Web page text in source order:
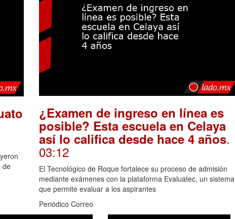
de
¿Examen de ingreso en línea es
posible? Esta escuela en Celaya
así lo califica desde hace 4 años.
03:12
El Tecnológico de Roque fortalece su proceso de admisión
mediante exámenes con la plataforma Evaluatec, un sistema
que permite evaluar a los aspirantes
Periódico Correo